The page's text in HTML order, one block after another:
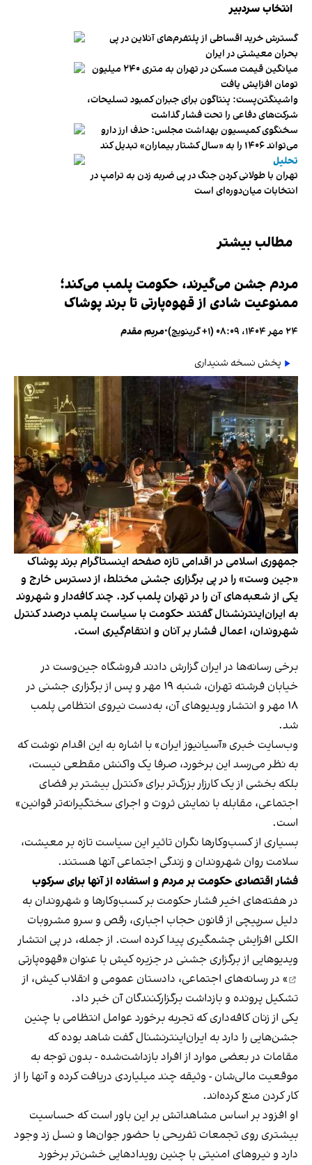
انتخاب سردبیر
گسترش خرید اقساطی از پلتفرم‌های آنلاین در پی
بحران معیشتی در ایران
میانگین قیمت مسکن در تهران به متری ۲۴۰ میلیون
تومان افزایش یافت
واشینگتن‌پست: پنتاگون برای جبران کمبود تسلیحات،
شرکت‌های دفاعی را تحت فشار گذاشت
سخنگوی کمیسیون بهداشت مجلس: حذف ارز دارو
می‌تواند ۱۴۰۶ را به «سال کشتار بیماران» تبدیل کند
تحلیل
تهران با طولانی کردن جنگ در پی ضربه زدن به ترامپ در
انتخابات میان‌دوره‌ای است
مطالب بیشتر
مردم جشن می‌گیرند، حکومت پلمب می‌کند؛
ممنوعیت شادی از قهوه‌پارتی تا برند پوشاک
۲۴ مهر ۱۴۰۴، ۰۸:۰۹ (‎+۱ گرینویچ) •مریم مقدم
پخش نسخه شنیداری
جمهوری اسلامی در اقدامی تازه صفحه اینستاگرام برند پوشاک
«جین وست» را در پی برگزاری جشنی مختلط، از دسترس خارج و
یکی از شعبه‌های آن را در تهران پلمب کرد. چند کافه‌‌دار و شهروند
به ایران‌اینترنشنال گفتند حکومت با سیاست پلمب درصدد کنترل
شهروندان، اعمال فشار بر آنان و انتقام‌گیری است.
برخی رسانه‌ها در ایران گزارش دادند فروشگاه جین‌وست در
خیابان فرشته تهران، شنبه ۱۹ مهر و پس از برگزاری جشنی در
۱۸ مهر و انتشار ویدیوهای آن، به‌دست نیروی انتظامی پلمب
شد.
وب‌سایت خبری «آسیانیوز ایران» با اشاره به این اقدام نوشت که
به نظر می‌رسد این برخورد، صرفا یک واکنش مقطعی نیست،
بلکه بخشی از یک کارزار بزرگ‌تر برای «کنترل بیشتر بر فضای
اجتماعی، مقابله با نمایش ثروت و اجرای سختگیرانه‌تر قوانین»
است.
بسیاری از کسب‌وکارها نگران تاثیر این سیاست‌ تازه بر معیشت،
سلامت روان شهروندان و زندگی اجتماعی آنها هستند.
فشار اقتصادی حکومت بر مردم و استفاده از آنها برای سرکوب
در هفته‌های اخیر فشار حکومت بر کسب‌وکارها و شهروندان به
دلیل سرپیچی از قانون حجاب اجباری، رقص و سرو مشروبات
الکلی افزایش چشمگیری پیدا کرده است. از جمله، در پی انتشار
ویدیوهایی از برگزاری جشنی در جزیره کیش با عنوان «قهوه‌پارتی
» در رسانه‌های اجتماعی، دادستان عمومی و انقلاب کیش، از
تشکیل پرونده و بازداشت برگزارکنندگان آن خبر داد.
یکی از زنان کافه‌داری که تجربه برخورد عوامل انتظامی با چنین
جشن‌هایی را دارد به ایران‌اینترنشنال گفت شاهد بوده که
مقامات در بعضی موارد از افراد بازداشت‌‌شده - بدون توجه به
موقعیت مالی‌شان - وثیقه چند میلیاردی دریافت کرده و آنها را از
کار کردن منع کرده‌اند.
او افزود بر اساس مشاهداتش بر این باور است که حساسیت
بیشتری روی تجمعات تفریحی با حضور جوان‌ها و نسل زد وجود
دارد و نیروهای امنیتی با چنین رویدادهایی خشن‌تر برخورد